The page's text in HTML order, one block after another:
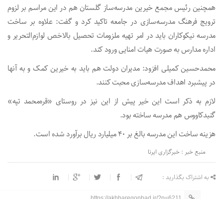
همچنین رئیس مجمع خیرین مدرسه‌ساز گلستان هم در این مراسم بر لزوم
ترویج فرهنگ مدرسه‌سازی در جامعه تاکید کرد و گفت: علاوه بر ساخت
مدرسه نیکوکاران باید در امر تهیه ملزومات تحصیل بالاخص لوازم‌التحریر و
اداره مدارس به صورت هیات امنایی ورود کند.
محمدحسین کمیلی افزود: مدیران دولت هم باید به خیرین کمک و به آنها
در پیشبرد اهداف مدرسه‌سازی محبت کنند.
لازم به ذکر است این خیر پیش از این نیز در روستای «قره‌محمد تپه»
گنبدکاووس هم مدرسه ساخته بود.
هزینه ساخت این مدرسه بالغ بر ۴۰ میلیارد ریال برآورد شده است.
منبع خبر : خبرگزاری ایرنا
به اشتراک بگذارید :